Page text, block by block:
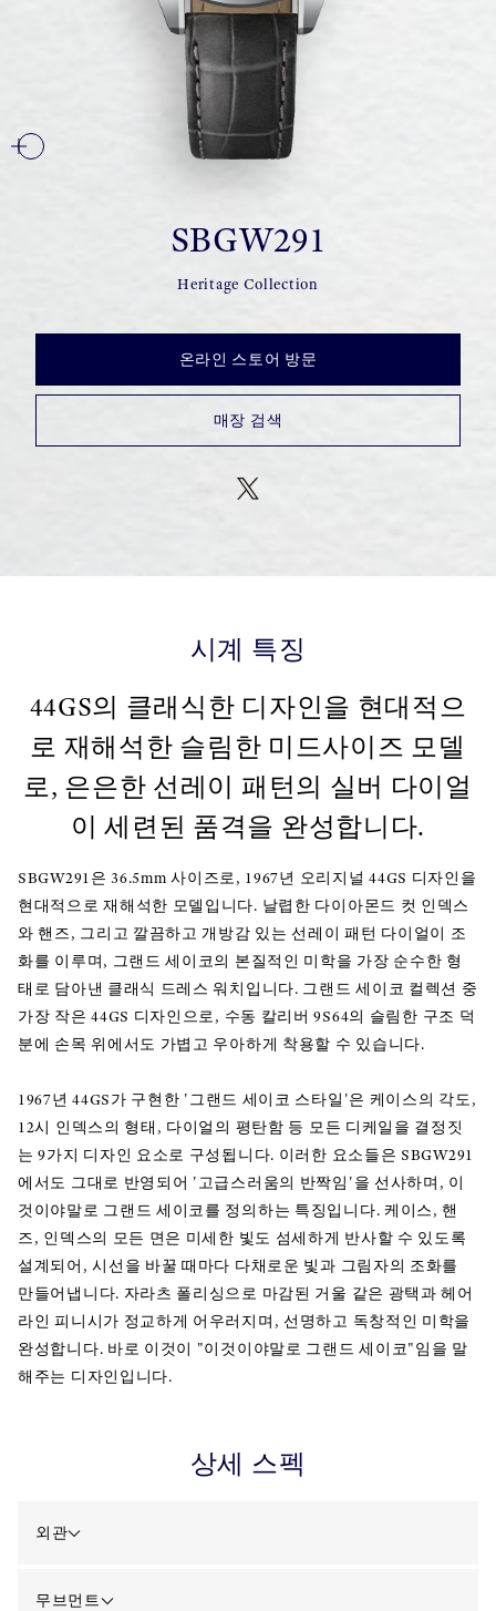
SBGW291
Heritage Collection
온라인 스토어 방문
매장 검색
시계 특징
44GS의 클래식한 디자인을 현대적으
로 재해석한 슬림한 미드사이즈 모델
로, 은은한 선레이 패턴의 실버 다이얼
이 세련된 품격을 완성합니다.
SBGW291은 36.5mm 사이즈로, 1967년 오리지널 44GS 디자인을
현대적으로 재해석한 모델입니다. 날렵한 다이아몬드 컷 인덱스
와 핸즈, 그리고 깔끔하고 개방감 있는 선레이 패턴 다이얼이 조
화를 이루며, 그랜드 세이코의 본질적인 미학을 가장 순수한 형
태로 담아낸 클래식 드레스 워치입니다. 그랜드 세이코 컬렉션 중
가장 작은 44GS 디자인으로, 수동 칼리버 9S64의 슬림한 구조 덕
분에 손목 위에서도 가볍고 우아하게 착용할 수 있습니다.
1967년 44GS가 구현한 '그랜드 세이코 스타일'은 케이스의 각도,
12시 인덱스의 형태, 다이얼의 평탄함 등 모든 디케일을 결정짓
는 9가지 디자인 요소로 구성됩니다. 이러한 요소들은 SBGW291
에서도 그대로 반영되어 '고급스러움의 반짝임'을 선사하며, 이
것이야말로 그랜드 세이코를 정의하는 특징입니다. 케이스, 핸
즈, 인덱스의 모든 면은 미세한 빛도 섬세하게 반사할 수 있도록
설계되어, 시선을 바꿀 때마다 다채로운 빛과 그림자의 조화를
만들어냅니다. 자라츠 폴리싱으로 마감된 거울 같은 광택과 헤어
라인 피니시가 정교하게 어우러지며, 선명하고 독창적인 미학을
완성합니다. 바로 이것이 "이것이야말로 그랜드 세이코"임을 말
해주는 디자인입니다.
상세 스펙
외관
무브먼트